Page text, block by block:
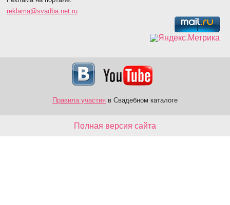
reklama@svadba.net.ru
Правила участия в Свадебном каталоге
Полная версия сайта